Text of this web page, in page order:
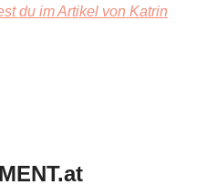
du im Artikel von Katrin